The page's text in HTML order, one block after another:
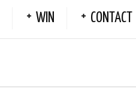
WIN CONTACT